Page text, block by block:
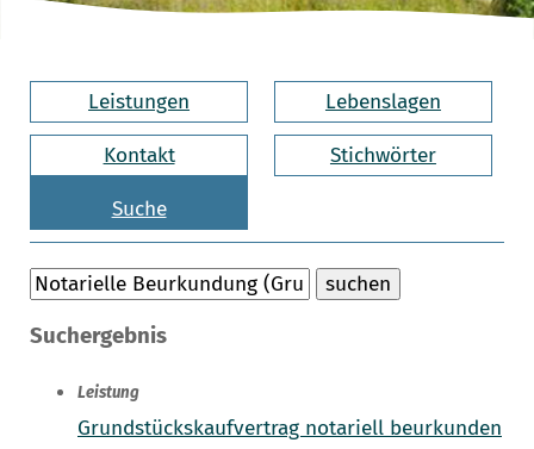
Leistungen Lebenslagen
Kontakt Stichwörter
Suche
Suchergebnis
Leistung
Grundstückskaufvertrag notariell beurkunden